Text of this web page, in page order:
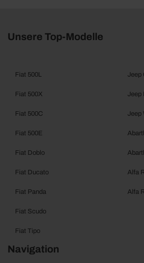
Unsere Top-Modelle
Fiat 500L
Fiat 500X
Fiat 500C
Fiat 500E
Fiat Doblo
Fiat Ducato
Fiat Panda
Fiat Scudo
Fiat Tipo
Jeep
Jeep
Jeep
Alfa
Alfa
Navigation